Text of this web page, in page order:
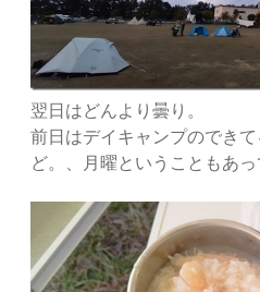
翌日はどんより曇り。
前日はデイキャンプのでき
ど。、月曜ということもあっ